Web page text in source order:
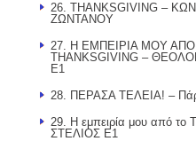
26. THANΚSGIVING –
ΖΩΝΤΑΝΟΥ
27. Η ΕΜΠΕΙΡΙΑ ΜΟΥ
THANKSGIVING –
Ε1
28. ΠΕΡΑΣΑ ΤΕΛΕΙΑ! –
29. Η εμπειρία μου από το
ΣΤΕΛΙΟΣ Ε1